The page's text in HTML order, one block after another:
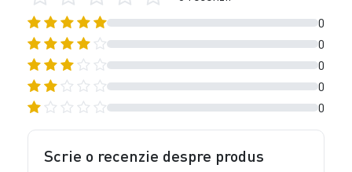
0
0
0
0
0
Scrie o recenzie despre produs